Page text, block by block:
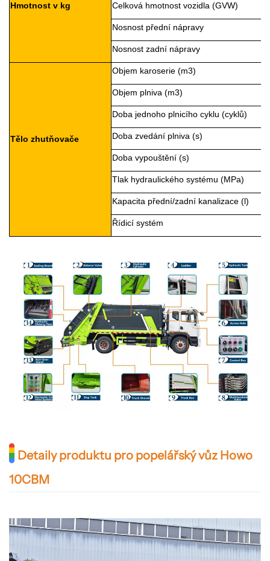
Hmotnost v kg Celková hmotnost vozidla (GVW)
Nosnost přední nápravy
Nosnost zadní nápravy
Tělo zhutňovače
Objem karoserie (m3)
Objem plniva (m3)
Doba jednoho plnicího cyklu (cyklů)
Doba zvedání plniva (s)
Doba vypouštění (s)
Tlak hydraulického systému (MPa)
Kapacita přední/zadní kanalizace (l)
Řídicí systém
Detaily produktu pro popelářský vůz Howo
10CBM